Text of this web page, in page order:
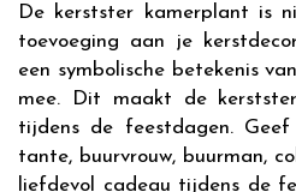
De kerstster kamerplant is
toevoeging aan je
een symbolische betekenis
mee. Dit maakt de
tijdens de feestdagen.
tante, buurvrouw, buurman,
liefdevol cadeau tijdens de